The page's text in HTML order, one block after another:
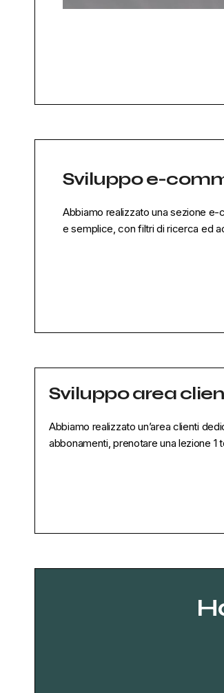
Sviluppo e-
Abbiamo realizzato una sezione
e semplice, con filtri di ricerca ed
Sviluppo area
Abbiamo realizzato un’area clienti
abbonamenti, prenotare una lezione